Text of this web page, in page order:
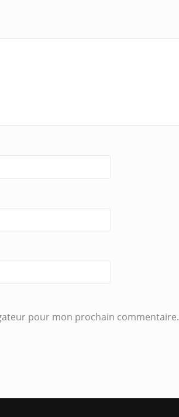
pour mon prochain commentaire.